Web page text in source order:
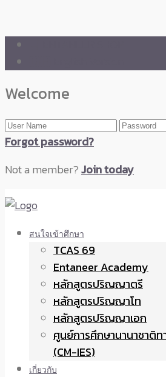
Welcome
Forgot password?
Not a member?Join today
สนใจเข้าศึกษา
TCAS 69
Entaneer Academy
หลักสูตรปริญญาตรี
หลักสูตรปริญญาโท
หลักสูตรปริญญาเอก
ศูนย์การศึกษานานาชาติ
(CM-IES)
เกี่ยวกับ